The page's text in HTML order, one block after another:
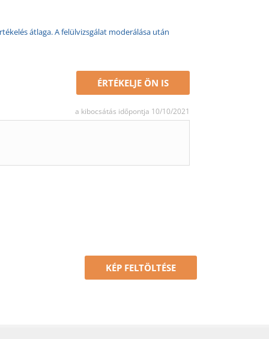
átlaga. A felülvizsgálat moderálása után
ÉRTÉKELJE ÖN IS
a kibocsátás időpontja 10/10/2021
KÉP FELTÖLTÉSE